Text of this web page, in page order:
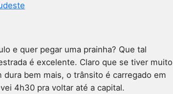
e quer pegar uma prainha? Que tal
é excelente. Claro que se tiver muito
bem mais, o trânsito é carregado em
4h30 pra voltar até a capital.